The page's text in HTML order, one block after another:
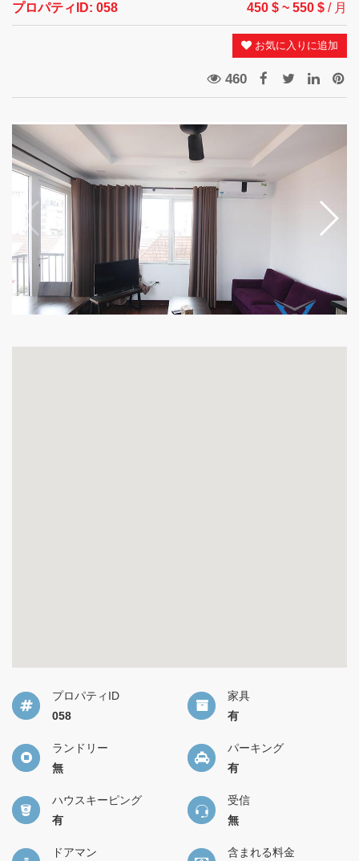
プロパティID: 058 450 $ ~ 550 $ / 月
お気に入りに追加
460
プロパティID
058
家具
有
ランドリー
無
パーキング
有
ハウスキーピング
有
受信
無
ドアマン
含まれる料金